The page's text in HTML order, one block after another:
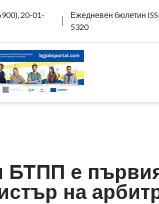
20-01-
Ежедневен бюлетин
5320
БТПП е
на